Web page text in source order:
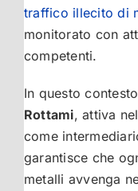
traffico illecito di
monitorato con
competenti.
In questo
Rottami, attiva
come
garantisce che
metalli avvenga